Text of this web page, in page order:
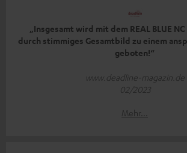
„Insgesamt wird mit dem REAL BLUE
durch stimmiges Gesamtbild zu einem
geboten!“
www.deadline-magazin.de
02/2023
Mehr...